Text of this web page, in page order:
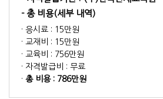
- 총 비용(세부 내역)
· 응시료 : 15만원
· 교재비 : 15만원
· 교육비 : 756만원
· 자격발급비 : 무료
· 총 비용 : 786만원